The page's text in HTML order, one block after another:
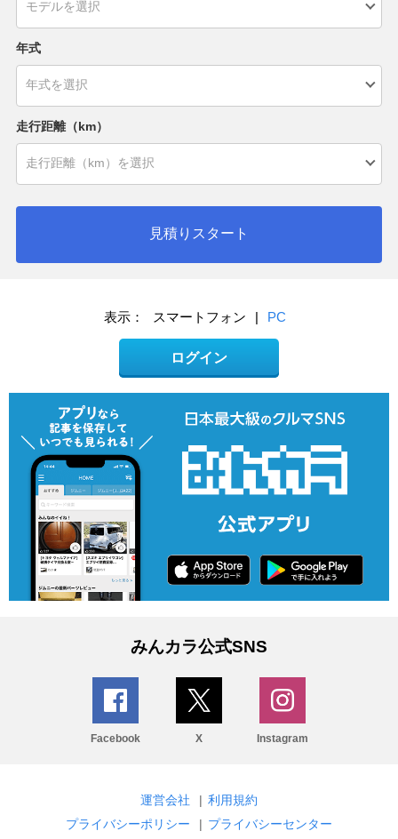
年式
走行距離（km）
見積りスタート
表示： スマートフォン | PC
ログイン
みんカラ公式SNS
Facebook X Instagram
運営会社 | 利用規約
プライバシーポリシー
| プライバシーセンター